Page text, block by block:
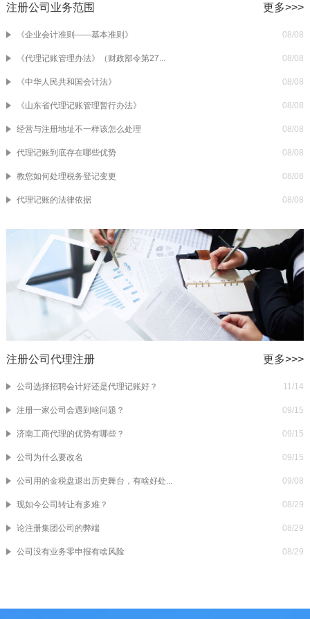
注册公司业务范围 更多>>>
《企业会计准则——基本准则》 08/08
《代理记账管理办法》（财政部令第27... 08/08
《中华人民共和国会计法》 08/08
《山东省代理记账管理暂行办法》 08/08
经营与注册地址不一样该怎么处理 08/08
代理记账到底存在哪些优势 08/08
教您如何处理税务登记变更 08/08
代理记账的法律依据 08/08
注册公司代理注册 更多>>>
公司选择招聘会计好还是代理记账好？ 11/14
注册一家公司会遇到啥问题？ 09/15
济南工商代理的优势有哪些？ 09/15
公司为什么要改名 09/15
公司用的金税盘退出历史舞台，有啥好处... 09/08
现如今公司转让有多难？ 08/29
论注册集团公司的弊端 08/29
公司没有业务零申报有啥风险 08/29